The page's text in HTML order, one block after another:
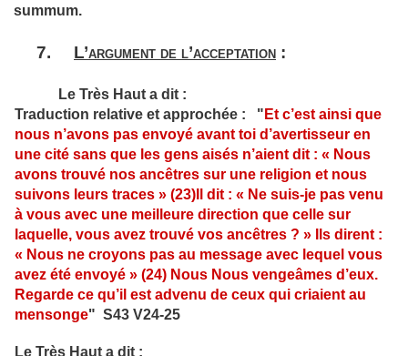
summum.
7. L’argument de l’acceptation :
Le Très Haut a dit :
Traduction relative et approchée : " Et c’est ainsi que
nous n’avons pas envoyé avant toi d’avertisseur en
une cité sans que les gens aisés n’aient dit : « Nous
avons trouvé nos ancêtres sur une religion et nous
suivons leurs traces » (23)Il dit : « Ne suis-je pas venu
à vous avec une meilleure direction que celle sur
laquelle, vous avez trouvé vos ancêtres ? » Ils dirent :
« Nous ne croyons pas au message avec lequel vous
avez été envoyé » (24) Nous Nous vengeâmes d’eux.
Regarde ce qu’il est advenu de ceux qui criaient au
mensonge" S43 V24-25
Le Très Haut a dit :